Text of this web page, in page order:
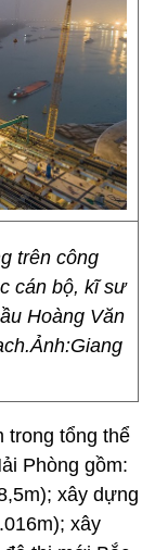
trên công
cán bộ, kĩ sư
Hoàng Văn
trong tổng thể
Phòng gồm:
xây dựng
xây